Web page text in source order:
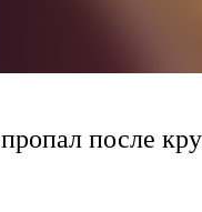
пропал после